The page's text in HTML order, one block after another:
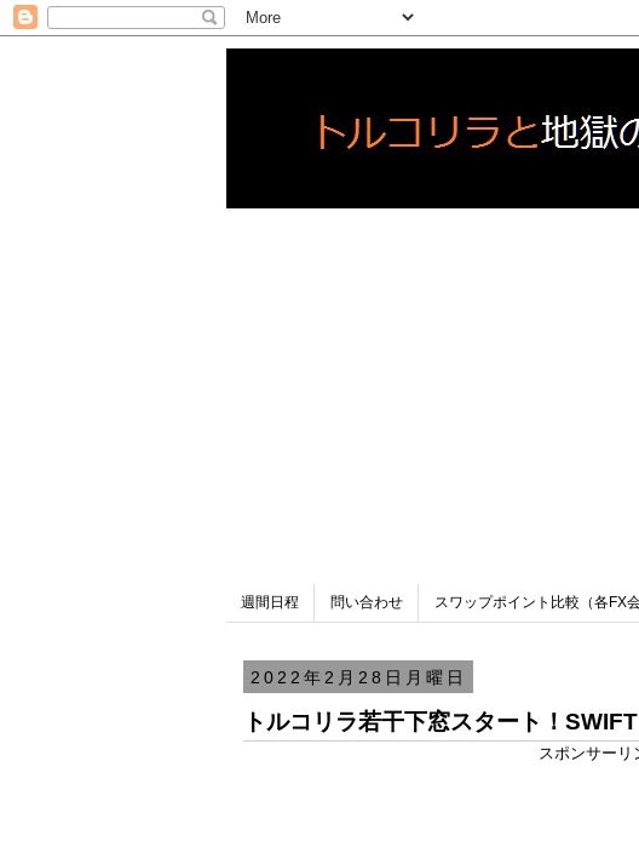
週間日程 問い合わせ スワップポイント比較（各FX会
2022年2月28日月曜日
トルコリラ若干下窓スタート！
スポンサーリ